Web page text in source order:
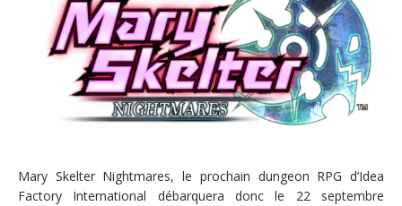
Mary Skelter Nightmares, le prochain dungeon RPG d’Idea
Factory International débarquera donc le 22 septembre